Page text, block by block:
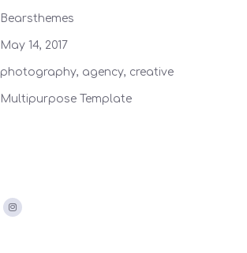
Bearsthemes
May 14, 2017
photography, agency, creative
Multipurpose Template